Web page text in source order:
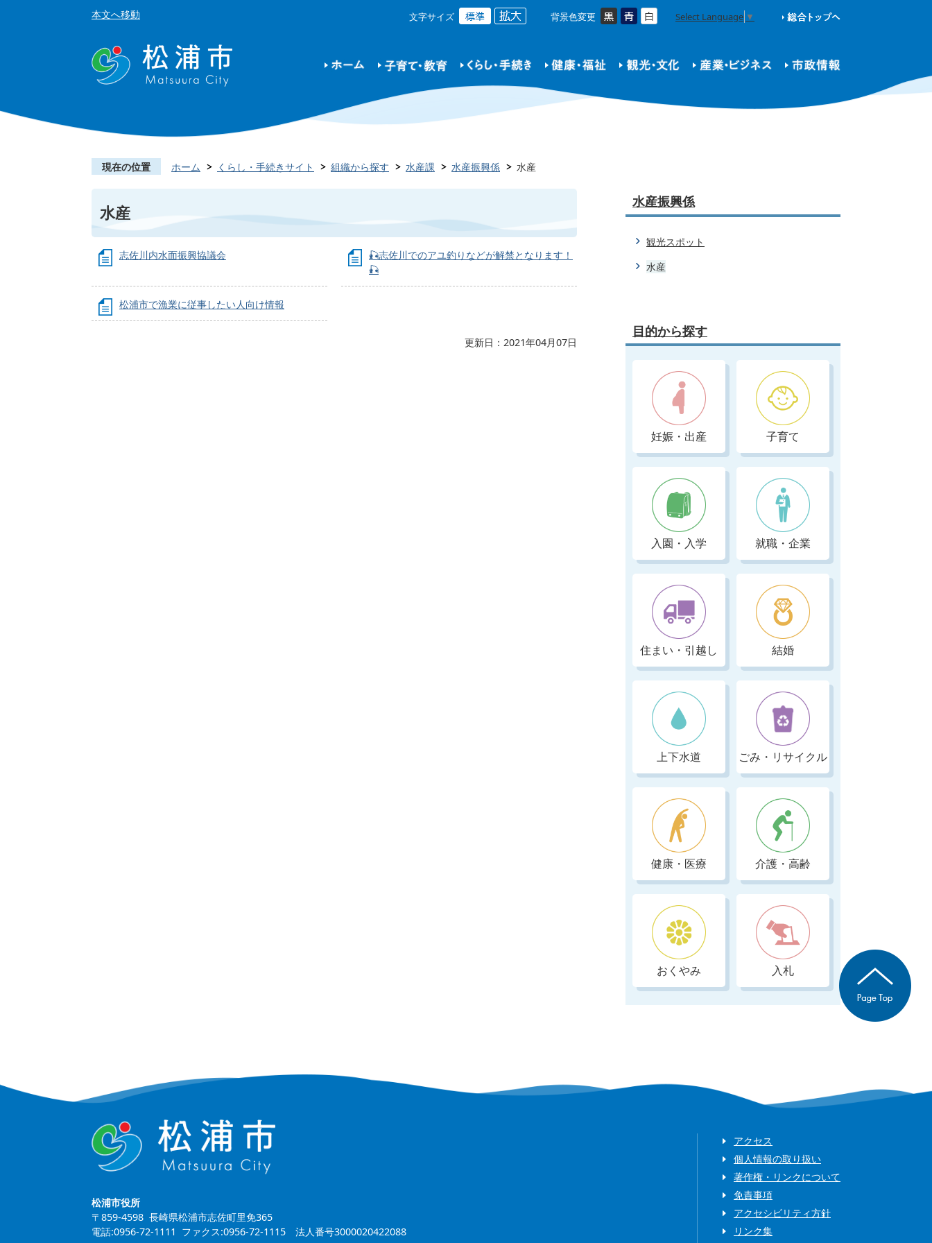
本文へ移動 文字サイズ 背景色変更 Select Language ▼
現在の位置 ホーム くらし・手続きサイト 組織から探す 水産課 水産振興係 水産
水産
志佐川内水面振興協議会
🎣志佐川でのアユ釣りなどが解禁となります！
🎣
松浦市で漁業に従事したい人向け情報
更新日：2021年04月07日
水産振興係
観光スポット
水産
目的から探す
妊娠・出産 子育て
入園・入学 就職・企業
住まい・引越し 結婚
上下水道 ごみ・リサイクル
健康・医療 介護・高齢
おくやみ 入札
松浦市役所
〒859-4598 長崎県松浦市志佐町里免365
電話:0956-72-1111 ファクス:0956-72-1115 法人番号3000020422088
アクセス
個人情報の取り扱い
著作権・リンクについて
免責事項
アクセシビリティ方針
リンク集